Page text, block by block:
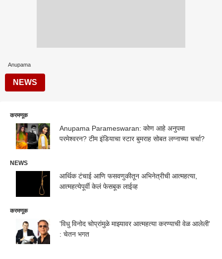
Anupama
NEWS
करमणूक
Anupama Parameswaran: कोण आहे अनुपमा
परमेश्वरन? टीम इंडियाचा स्टार बुमराह सोबत लग्नाच्या चर्चा?
NEWS
आर्थिक टंचाई आणि फसवणुकीतून अभिनेत्रीची आत्महत्या,
आत्महत्येपूर्वी केलं फेसबूक लाईव्ह
करमणूक
'विधु विनोद चोप्रांमुळे माझ्यावर आत्महत्या करण्याची वेळ आलेली'
: चेतन भगत